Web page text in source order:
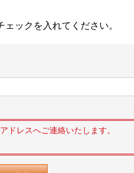
ックを入れてください。
ドレスへご連絡いたします。